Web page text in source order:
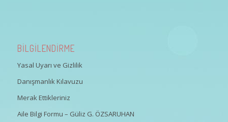
BİLGİLENDİRME
Yasal Uyarı ve Gizlilik
Danışmanlık Kılavuzu
Merak Ettikleriniz
Aile Bilgi Formu – Güliz G. ÖZSARUHAN